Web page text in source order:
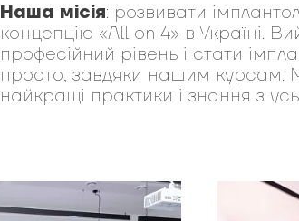
Наша місія: розвивати
концепцію «All on 4» в Україні.
професійний рівень і стати
просто, завдяки нашим курсам.
найкращі практики і знання з